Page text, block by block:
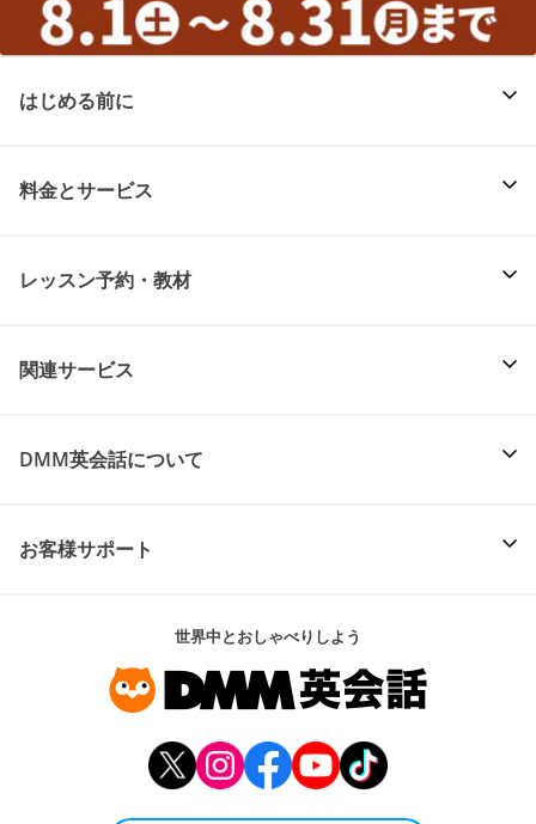
はじめる前に
料金とサービス
レッスン予約・教材
関連サービス
DMM英会話について
お客様サポート
世界中とおしゃべりしよう